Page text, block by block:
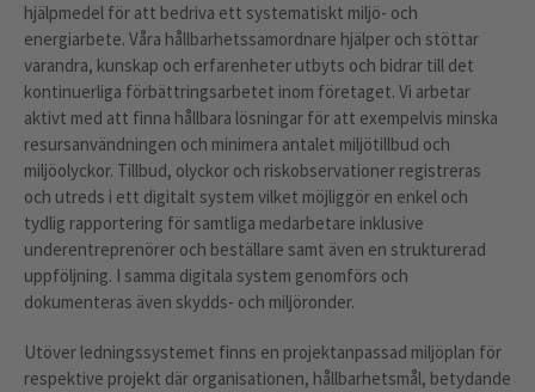
hjälpmedel för att bedriva ett systematiskt miljö- och
energiarbete. Våra hållbarhetssamordnare hjälper och stöttar
varandra, kunskap och erfarenheter utbyts och bidrar till det
kontinuerliga förbättringsarbetet inom företaget. Vi arbetar
aktivt med att finna hållbara lösningar för att exempelvis minska
resursanvändningen och minimera antalet miljötillbud och
miljöolyckor. Tillbud, olyckor och riskobservationer registreras
och utreds i ett digitalt system vilket möjliggör en enkel och
tydlig rapportering för samtliga medarbetare inklusive
underentreprenörer och beställare samt även en strukturerad
uppföljning. I samma digitala system genomförs och
dokumenteras även skydds- och miljöronder.
Utöver ledningssystemet finns en projektanpassad miljöplan för
respektive projekt där organisationen, hållbarhetsmål, betydande